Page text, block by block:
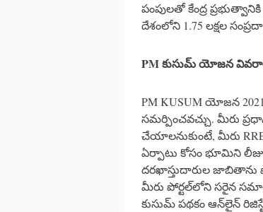
పంపులతో కేంద్ర
దేశంలోని 1.75 లక్షల
PM కుసుమ్ యోజన
PM KUSUM యోజన
సమర్పించవచ్చు. మీరు
చేయాలనుకుంటే, మీరు
ఏర్పాటు కోసం భూమిని
దరఖాస్తుదారుల జాబితాను
మీరు పోర్టల్‌లోని సరైన
కుసుమ్ పథకం ఆన్‌లైన్